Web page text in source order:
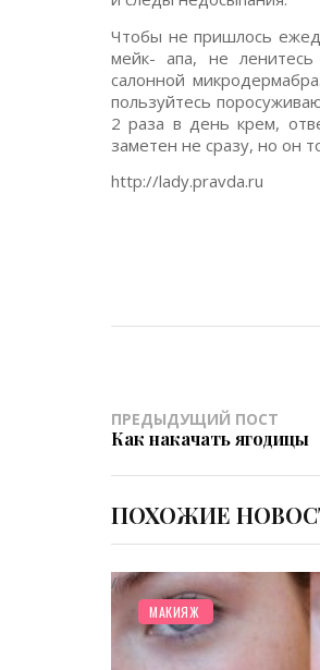
Чтобы не пришлось
мейк- апа, не
салонной
пользуйтесь
2 раза в день крем,
заметен не сразу, но он
http://lady.pravda.ru
ПРЕДЫДУЩИЙ ПОСТ
Как накачать ягодицы
ПОХОЖИЕ
РАЗНОЕ